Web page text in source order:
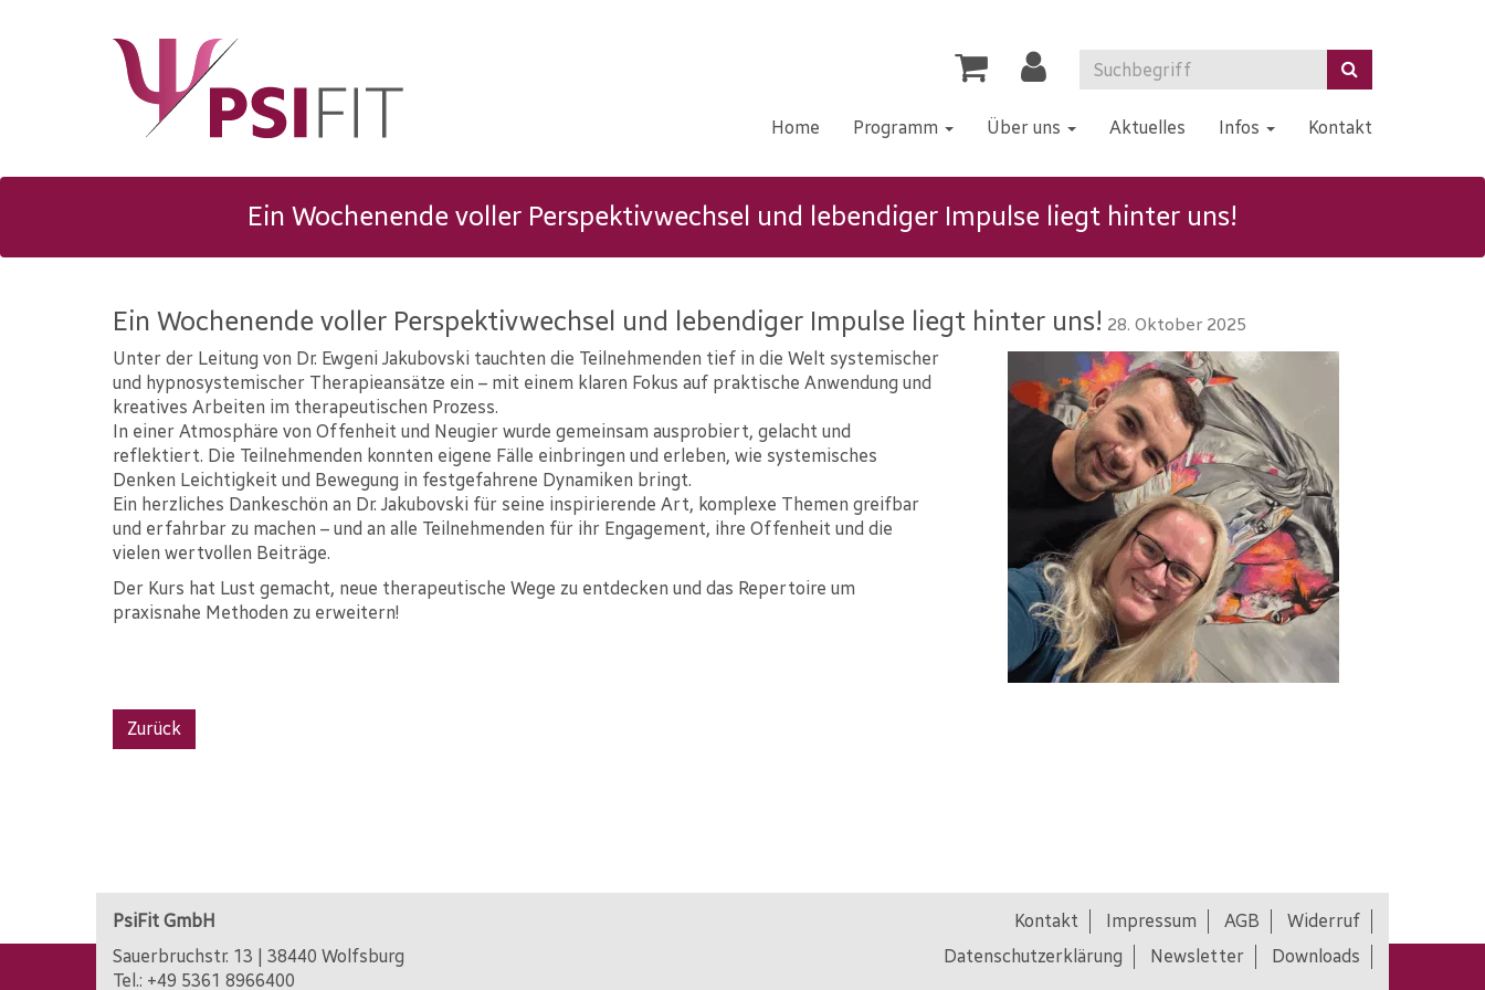
Home Programm Über uns Aktuelles Infos Kontakt
Ein Wochenende voller Perspektivwechsel und lebendiger Impulse liegt hinter uns!
Ein Wochenende voller Perspektivwechsel und lebendiger Impulse liegt hinter uns! 28. Oktober 2025
Unter der Leitung von Dr. Ewgeni Jakubovski tauchten die Teilnehmenden tief in die Welt systemischer
und hypnosystemischer Therapieansätze ein – mit einem klaren Fokus auf praktische Anwendung und
kreatives Arbeiten im therapeutischen Prozess.
In einer Atmosphäre von Offenheit und Neugier wurde gemeinsam ausprobiert, gelacht und
reflektiert. Die Teilnehmenden konnten eigene Fälle einbringen und erleben, wie systemisches
Denken Leichtigkeit und Bewegung in festgefahrene Dynamiken bringt.
Ein herzliches Dankeschön an Dr. Jakubovski für seine inspirierende Art, komplexe Themen greifbar
und erfahrbar zu machen – und an alle Teilnehmenden für ihr Engagement, ihre Offenheit und die
vielen wertvollen Beiträge.
Der Kurs hat Lust gemacht, neue therapeutische Wege zu entdecken und das Repertoire um
praxisnahe Methoden zu erweitern!
Zurück
PsiFit GmbH
Sauerbruchstr. 13 | 38440 Wolfsburg
Tel.: +49 5361 8966400
Kontakt Impressum AGB
Widerruf
Datenschutzerklärung
Newsletter Downloads